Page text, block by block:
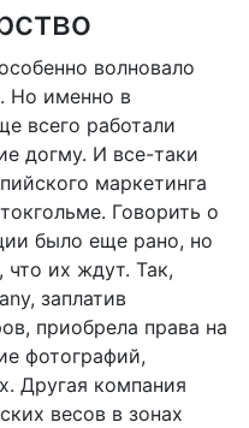
волновало
Но именно в
всего работали
догму. И все-таки
маркетинга
Говорить о
было еще рано, но
их ждут. Так,
заплатив
приобрела права на
фотографий,
Другая компания
весов в зонах